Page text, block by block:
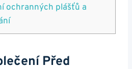
ochranných plášťů a
Před